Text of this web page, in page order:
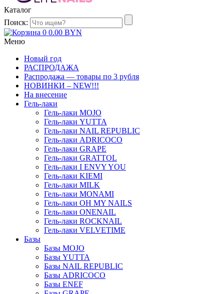
Каталог
Поиск:
0 0.00 BYN
Меню
Новый год
РАСПРОДАЖА
Распродажа — товары по 3 рубля
НОВИНКИ – NEW!!!
На внесение
Гель-лаки
Гель-лаки MOJO
Гель-лаки YUTTA
Гель-лаки NAIL REPUBLIC
Гель-лаки ADRICOCO
Гель-лаки GRAPE
Гель-лаки GRATTOL
Гель-лаки I ENVY YOU
Гель-лаки KIEMI
Гель-лаки MILK
Гель-лаки MONAMI
Гель-лаки OH MY NAILS
Гель-лаки ONENAIL
Гель-лаки ROCKNAIL
Гель-лаки VELVETIME
Базы
Базы MOJO
Базы YUTTA
Базы NAIL REPUBLIC
Базы ADRICOCO
Базы ENEF